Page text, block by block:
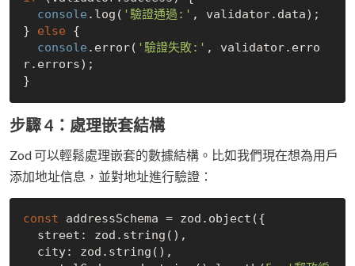
console .log( '驗證通過:' , validator.data);
} else {
console .error( '驗證失敗:' , validator.erro
r.errors);
步驟 4：處理嵌套結構
Zod 可以輕鬆處理嵌套的數據結構。比如我們現在想為用戶
添加地址信息，並對地址進行驗證：
const addressSchema = zod.object({